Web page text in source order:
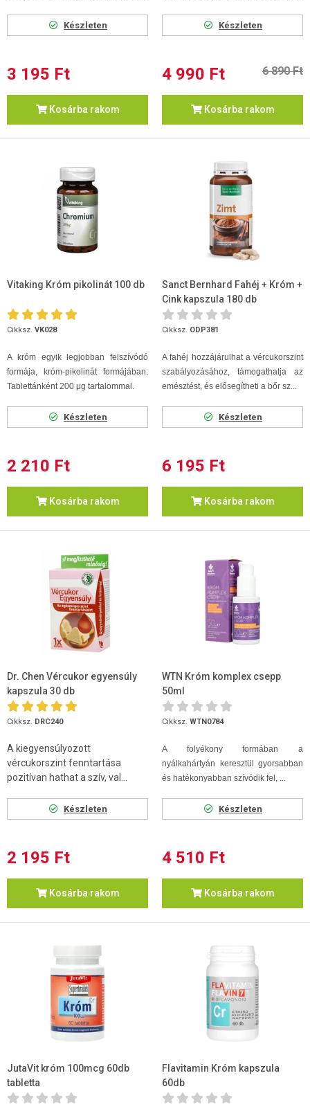
Készleten
3 195 Ft
Kosárba rakom
Készleten
4 990 Ft 6 890 Ft
Kosárba rakom
Vitaking Króm pikolinát 100 db
Cikksz. VK028
A króm egyik legjobban felszívódó
formája, króm-pikolinát formájában.
Tablettánként 200 μg tartalommal.
Készleten
2 210 Ft
Kosárba rakom
Sanct Bernhard Fahéj + Króm +
Cink kapszula 180 db
Cikksz. ODP381
A fahéj hozzájárulhat a vércukorszint
szabályozásához, támogathatja az
emésztést, és elősegítheti a bőr sz...
Készleten
6 195 Ft
Kosárba rakom
Dr. Chen Vércukor egyensúly
kapszula 30 db
Cikksz. DRC240
A kiegyensúlyozott
vércukorszint fenntartása
pozitívan hathat a szív, val...
Készleten
2 195 Ft
Kosárba rakom
WTN Króm komplex csepp
50ml
Cikksz. WTN0784
A folyékony formában a
nyálkahártyán keresztül gyorsabban
és hatékonyabban szívódik fel, ...
Készleten
4 510 Ft
Kosárba rakom
JutaVit króm 100mcg 60db
tabletta
Flavitamin Króm kapszula
60db